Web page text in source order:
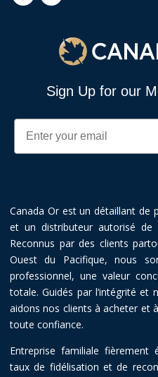
Sign Up for our
Email
Canada Or est un détaillant de
et un distributeur autorisé de
Reconnus par des clients
Ouest du Pacifique, nous
professionnel, une valeur
totale. Guidés par l’intégrité et
aidons nos clients à acheter et
toute confiance.
Entreprise familiale fièrement
taux de fidélisation et de